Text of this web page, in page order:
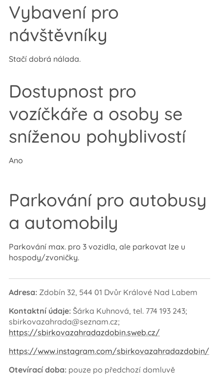
Vybavení pro
návštěvníky
Stačí dobrá nálada.
Dostupnost pro
vozíčkáře a osoby se
sníženou pohyblivostí
Ano
Parkování pro autobusy
a automobily
Parkování max. pro 3 vozidla, ale parkovat lze u
hospody/zvoničky.
Adresa: Zdobín 32, 544 01 Dvůr Králové Nad Labem
Kontaktní údaje: Šárka Kuhnová, tel. 774 193 243;
sbirkovazahrada@seznam.cz;
https://sbirkovazahradazdobin.sweb.cz/
https://www.instagram.com/sbirkovazahradazdobin/
Otevírací doba: pouze po předchozí domluvě